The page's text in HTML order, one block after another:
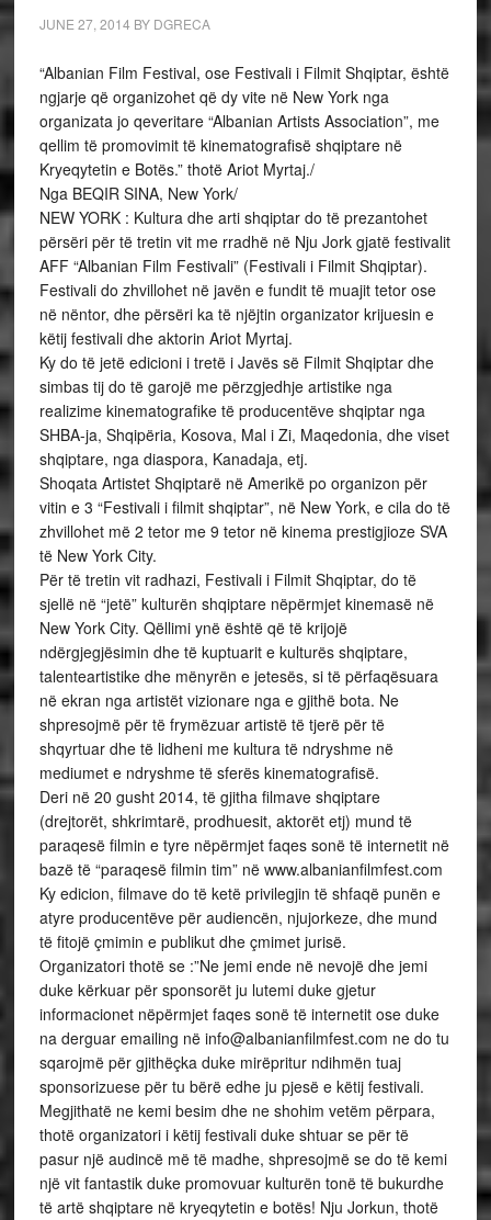
JUNE 27, 2014 BY DGRECA
“Albanian Film Festival, ose Festivali i Filmit Shqiptar, është
ngjarje që organizohet që dy vite në New York nga
organizata jo qeveritare “Albanian Artists Association”, me
qellim të promovimit të kinematografisë shqiptare në
Kryeqytetin e Botës.” thotë Ariot Myrtaj./
Nga BEQIR SINA, New York/
NEW YORK : Kultura dhe arti shqiptar do të prezantohet
përsëri për të tretin vit me rradhë në Nju Jork gjatë festivalit
AFF “Albanian Film Festivali” (Festivali i Filmit Shqiptar).
Festivali do zhvillohet në javën e fundit të muajit tetor ose
në nëntor, dhe përsëri ka të njëjtin organizator krijuesin e
këtij festivali dhe aktorin Ariot Myrtaj.
Ky do të jetë edicioni i tretë i Javës së Filmit Shqiptar dhe
simbas tij do të garojë me përzgjedhje artistike nga
realizime kinematografike të producentëve shqiptar nga
SHBA-ja, Shqipëria, Kosova, Mal i Zi, Maqedonia, dhe viset
shqiptare, nga diaspora, Kanadaja, etj.
Shoqata Artistet Shqiptarë në Amerikë po organizon për
vitin e 3 “Festivali i filmit shqiptar”, në New York, e cila do të
zhvillohet më 2 tetor me 9 tetor në kinema prestigjioze SVA
të New York City.
Për të tretin vit radhazi, Festivali i Filmit Shqiptar, do të
sjellë në “jetë” kulturën shqiptare nëpërmjet kinemasë në
New York City. Qëllimi ynë është që të krijojë
ndërgjegjësimin dhe të kuptuarit e kulturës shqiptare,
talenteartistike dhe mënyrën e jetesës, si të përfaqësuara
në ekran nga artistët vizionare nga e gjithë bota. Ne
shpresojmë për të frymëzuar artistë të tjerë për të
shqyrtuar dhe të lidheni me kultura të ndryshme në
mediumet e ndryshme të sferës kinematografisë.
Deri në 20 gusht 2014, të gjitha filmave shqiptare
(drejtorët, shkrimtarë, prodhuesit, aktorët etj) mund të
paraqesë filmin e tyre nëpërmjet faqes sonë të internetit në
bazë të “paraqesë filmin tim” në www.albanianfilmfest.com
Ky edicion, filmave do të ketë privilegjin të shfaqë punën e
atyre producentëve për audiencën, njujorkeze, dhe mund
të fitojë çmimin e publikut dhe çmimet jurisë.
Organizatori thotë se :”Ne jemi ende në nevojë dhe jemi
duke kërkuar për sponsorët ju lutemi duke gjetur
informacionet nëpërmjet faqes sonë të internetit ose duke
na derguar emailing në info@albanianfilmfest.com ne do tu
sqarojmë për gjithëçka duke mirëpritur ndihmën tuaj
sponsorizuese për tu bërë edhe ju pjesë e këtij festivali.
Megjithatë ne kemi besim dhe ne shohim vetëm përpara,
thotë organizatori i këtij festivali duke shtuar se për të
pasur një audincë më të madhe, shpresojmë se do të kemi
një vit fantastik duke promovuar kulturën tonë të bukurdhe
të artë shqiptare në kryeqytetin e botës! Nju Jorkun, thotë